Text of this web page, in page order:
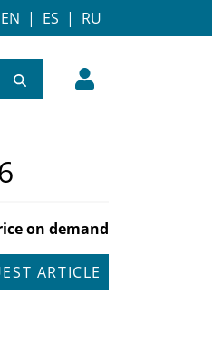
EN | ES | RU
on demand
ARTICLE